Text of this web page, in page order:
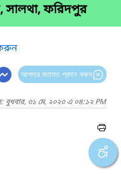
সালথা, ফরিদপুর
আপনার মতামত প্রদান করুন
বুধবার, ৩১ মে, ২০২৩ এ ০৪:১২ PM